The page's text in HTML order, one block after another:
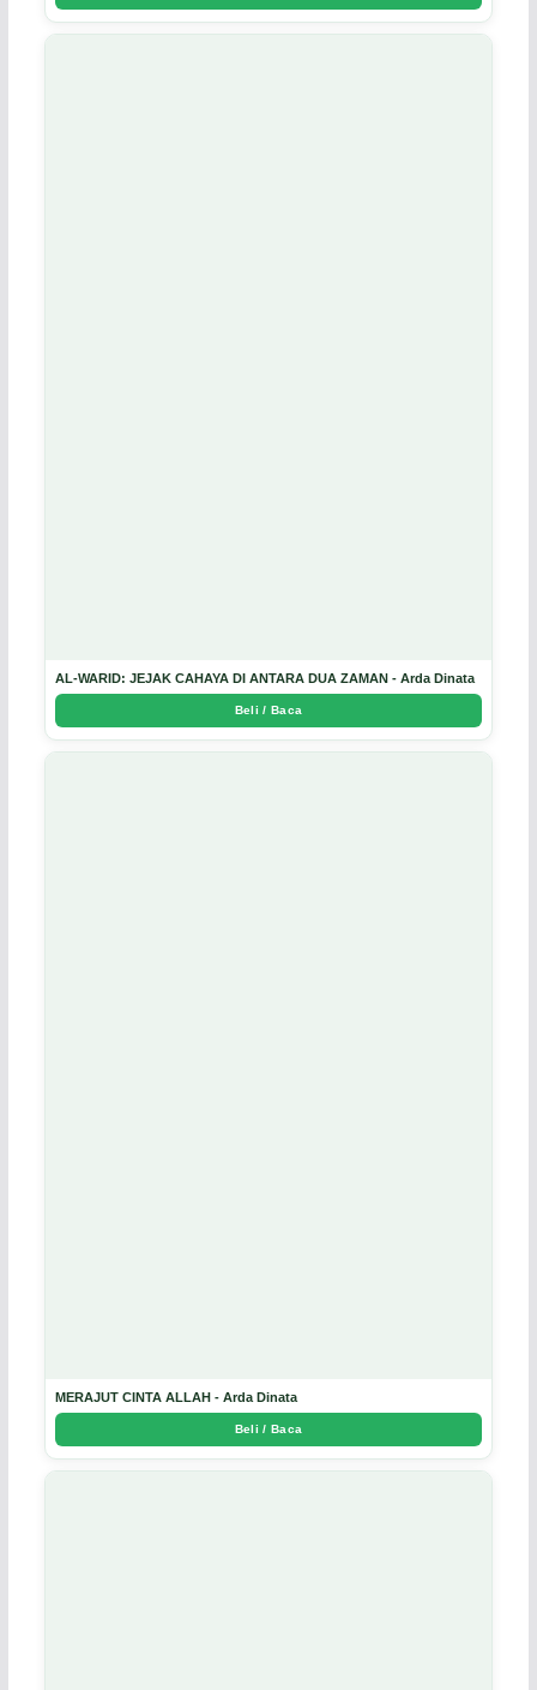
AL-WARID: JEJAK CAHAYA DI ANTARA DUA ZAMAN - Arda Dinata
Beli / Baca
MERAJUT CINTA ALLAH - Arda Dinata
Beli / Baca